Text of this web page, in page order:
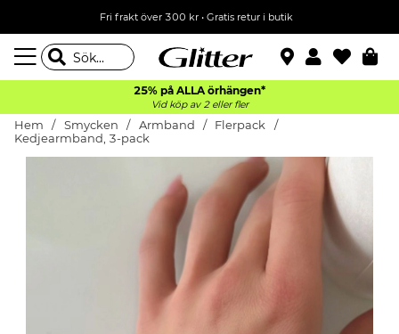
Fri frakt över 300 kr• Gratis retur i butik
25% på ALLA örhängen*
Vid köp av 2 eller fler
Hem Smycken Armband
Flerpack
Kedjearmband, 3-pack